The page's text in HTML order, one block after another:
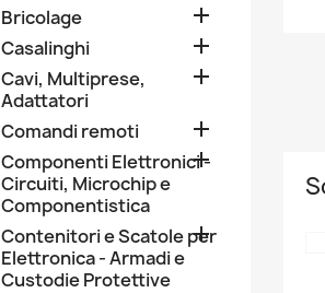
Bricolage 
Casalinghi 
Cavi, Multiprese,
Adattatori

Comandi remoti 
Componenti Elettronici -
Circuiti, Microchip e
Componentistica

Contenitori e Scatole per
Elettronica - Armadi e
Custodie Protettive
